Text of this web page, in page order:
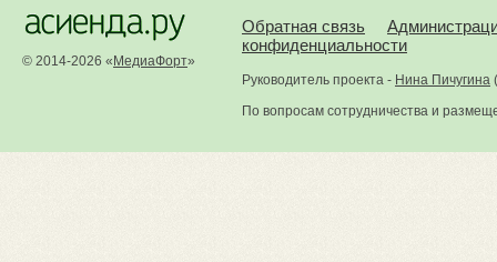
© 2014-2026 « МедиаФорт»
Обратная связь
конфиденциальности
Руководитель проекта - Нина Пичугина (
По вопросам сотрудничества и